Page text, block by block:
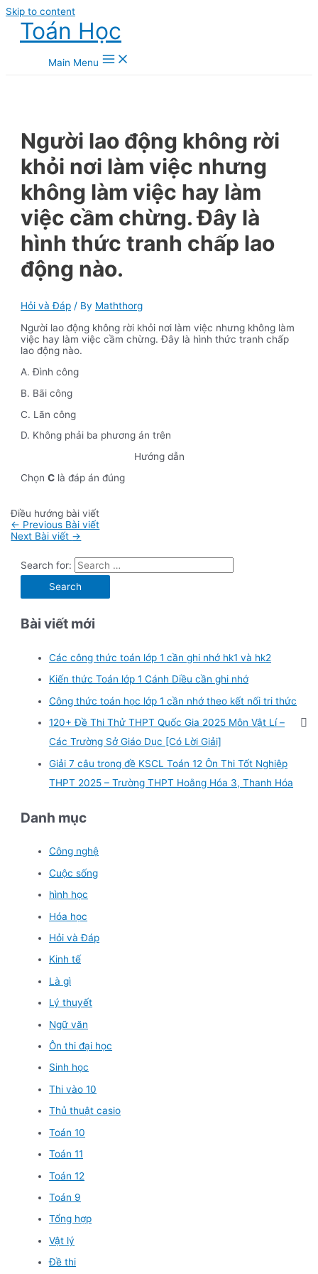
Skip to content
Toán Học
Main Menu
Người lao động không rời
khỏi nơi làm việc nhưng
không làm việc hay làm
việc cầm chừng. Đây là
hình thức tranh chấp lao
động nào.
Hỏi và Đáp / By Maththorg
Người lao động không rời khỏi nơi làm việc nhưng không làm
việc hay làm việc cầm chừng. Đây là hình thức tranh chấp
lao động nào.
A. Đình công
B. Bãi công
C. Lãn công
D. Không phải ba phương án trên
Hướng dẫn
ChọnC là đáp án đúng
Điều hướng bài viết
← Previous Bài viết
Next Bài viết →
Search for:
Bài viết mới
Các công thức toán lớp 1 cần ghi nhớ hk1 và hk2
Kiến thức Toán lớp 1 Cánh Diều cần ghi nhớ
Công thức toán học lớp 1 cần nhớ theo kết nối tri thức
120+ Đề Thi Thử THPT Quốc Gia 2025 Môn Vật Lí –
Các Trường Sở Giáo Dục [Có Lời Giải]
Giải 7 câu trong đề KSCL Toán 12 Ôn Thi Tốt Nghiệp
THPT 2025 – Trường THPT Hoằng Hóa 3, Thanh Hóa
Danh mục
Công nghệ
Cuộc sống
hình học
Hóa học
Hỏi và Đáp
Kinh tế
Là gì
Lý thuyết
Ngữ văn
Ôn thi đại học
Sinh học
Thi vào 10
Thủ thuật casio
Toán 10
Toán 11
Toán 12
Toán 9
Tổng hợp
Vật lý
Đề thi